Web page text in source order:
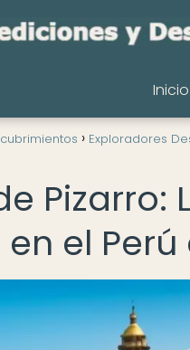
Inicio
Exploradores
Pizarro:
el